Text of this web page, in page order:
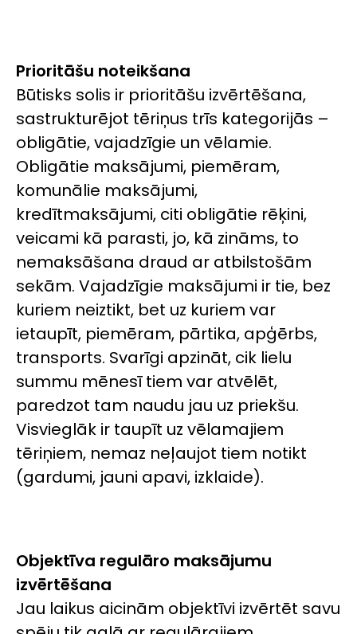
Prioritāšu noteikšana
Būtisks solis ir prioritāšu izvērtēšana,
sastrukturējot tēriņus trīs kategorijās –
obligātie, vajadzīgie un vēlamie.
Obligātie maksājumi, piemēram,
komunālie maksājumi,
kredītmaksājumi, citi obligātie rēķini,
veicami kā parasti, jo, kā zināms, to
nemaksāšana draud ar atbilstošām
sekām. Vajadzīgie maksājumi ir tie, bez
kuriem neiztikt, bet uz kuriem var
ietaupīt, piemēram, pārtika, apģērbs,
transports. Svarīgi apzināt, cik lielu
summu mēnesī tiem var atvēlēt,
paredzot tam naudu jau uz priekšu.
Visvieglāk ir taupīt uz vēlamajiem
tēriņiem, nemaz neļaujot tiem notikt
(gardumi, jauni apavi, izklaide).
Objektīva regulāro maksājumu
izvērtēšana
Jau laikus aicinām objektīvi izvērtēt savu